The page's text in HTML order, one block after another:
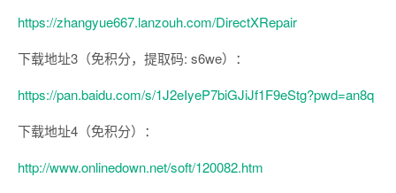
https://zhangyue667.lanzouh.com/DirectXRepair
下载地址3（免积分，提取码: s6we）：
https://pan.baidu.com/s/1J2eIyeP7biGJiJf1F9eStg?pwd=an8q
下载地址4（免积分）：
http://www.onlinedown.net/soft/120082.htm